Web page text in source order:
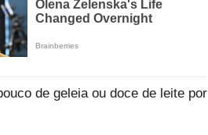
de geleia ou doce de leite por